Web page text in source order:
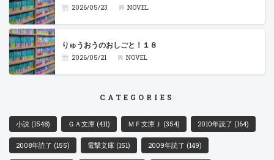
2026/05/23 NOVEL
りゅうおうのおしごと！１８
2026/05/21 NOVEL
CATEGORIES
小説 (1548) ＧＡ文庫 (411) ＭＦ文庫Ｊ (354) 2010年読了 (164)
2008年読了 (155) 電撃文庫 (151) 2009年読了 (149)